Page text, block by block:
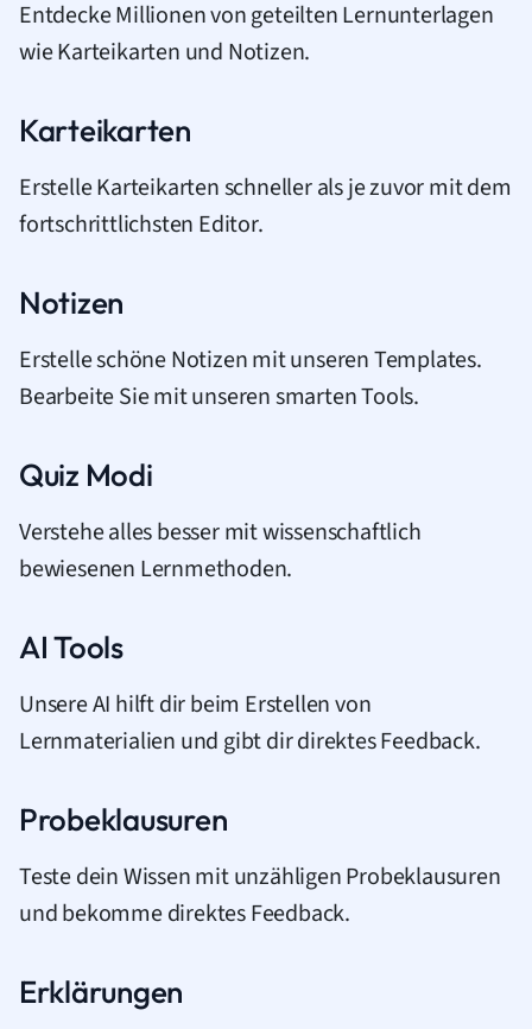
Entdecke Millionen von geteilten Lernunterlagen
wie Karteikarten und Notizen.
Karteikarten
Erstelle Karteikarten schneller als je zuvor mit dem
fortschrittlichsten Editor.
Notizen
Erstelle schöne Notizen mit unseren Templates.
Bearbeite Sie mit unseren smarten Tools.
Quiz Modi
Verstehe alles besser mit wissenschaftlich
bewiesenen Lernmethoden.
AI Tools
Unsere AI hilft dir beim Erstellen von
Lernmaterialien und gibt dir direktes Feedback.
Probeklausuren
Teste dein Wissen mit unzähligen Probeklausuren
und bekomme direktes Feedback.
Erklärungen